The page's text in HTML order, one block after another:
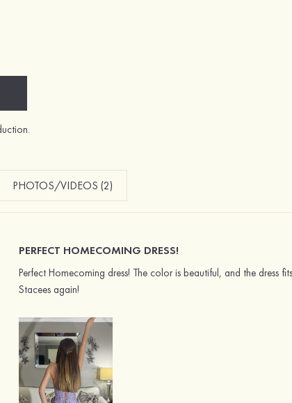
PHOTOS/VIDEOS (2)
PERFECT HOMECOMING DRESS!
Perfect Homecoming dress! The color is beautiful, and the dress
Stacees again!